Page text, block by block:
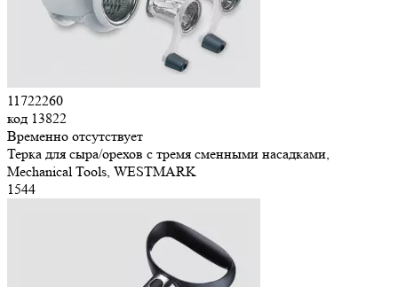
11722260
код 13822
Временно отсутствует
Терка для сыра/орехов c тремя сменными насадками,
Mechanical Tools, WESTMARK
1 544